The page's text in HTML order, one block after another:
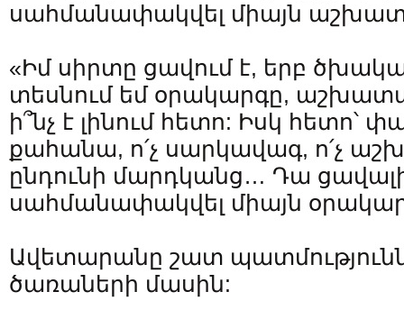
սահմանափակվել միայն
«Իմ սիրտը ցավում է, երբ
տեսնում եմ օրակարգը,
ի՞նչ է լինում հետո: Իսկ հետո՝
քահանա, ո՛չ սարկավագ, ո՛չ
ընդունի մարդկանց… Դա
սահմանափակվել միայն
Ավետարանը շատ
ծառաների մասին: